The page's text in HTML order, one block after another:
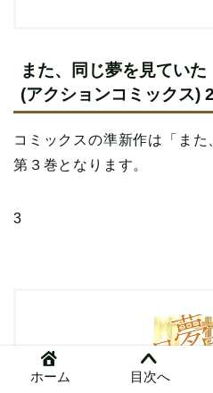
また、同じ夢を見てい
(アクションコミックス)
コミックスの準新作は「ま
第３巻となります。
3
ホーム 目次へ